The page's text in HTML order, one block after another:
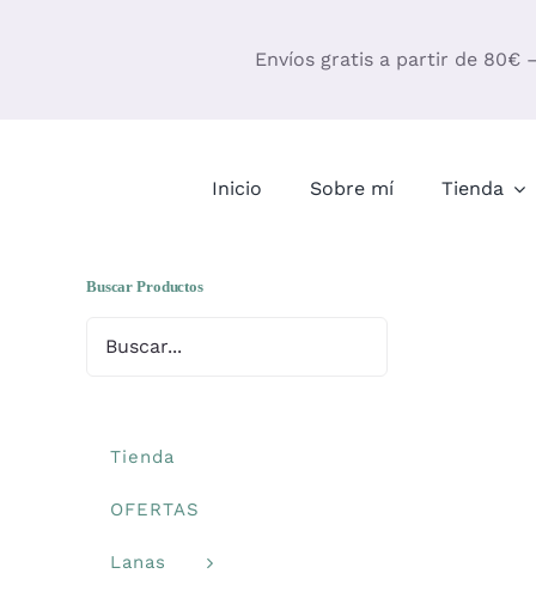
Envíos gratis a partir de 80€
Inicio Sobre mí Tienda
Buscar Productos
Tienda
OFERTAS
Lanas